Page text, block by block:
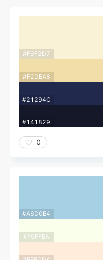
#F9F2D7
#F2DEA8
#21294C
#141829
0
#A6D0E4
#F9FFEA